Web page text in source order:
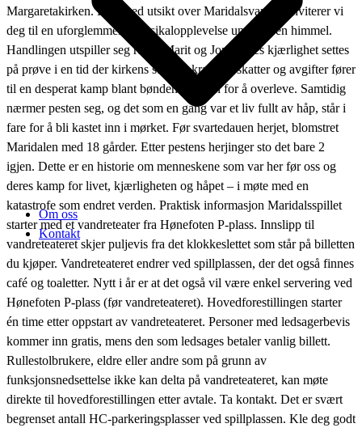
Om oss
Kontakt
Margaretakirken. Her, med utsikt over Maridalsvannet, inviterer vi
deg til en uforglemmelig musikalopplevelse under åpen himmel.
Handlingen utspiller seg rundt Marit og Jon. Deres kjærlighet settes
på prøve i en tid der kirkens strenge krav om skatter og avgifter fører
til en desperat kamp blant bøndene i dalen for å overleve. Samtidig
nærmer pesten seg, og det som en gang var et liv fullt av håp, står i
fare for å bli kastet inn i mørket. Før svartedauen herjet, blomstret
Maridalen med 18 gårder. Etter pestens herjinger sto det bare 2
igjen. Dette er en historie om menneskene som var her før oss og
deres kamp for livet, kjærligheten og håpet – i møte med en
katastrofe som endret verden. Praktisk informasjon Maridalsspillet
starter med et vandreteater fra Hønefoten P-plass. Innslipp til
vandreteateret skjer puljevis fra det klokkeslettet som står på billetten
du kjøper. Vandreteateret endrer ved spillplassen, der det også finnes
café og toaletter. Nytt i år er at det også vil være enkel servering ved
Hønefoten P-plass (før vandreteateret). Hovedforestillingen starter
én time etter oppstart av vandreteateret. Personer med ledsagerbevis
kommer inn gratis, mens den som ledsages betaler vanlig billett.
Rullestolbrukere, eldre eller andre som på grunn av
funksjonsnedsettelse ikke kan delta på vandreteateret, kan møte
direkte til hovedforestillingen etter avtale. Ta kontakt. Det er svært
begrenset antall HC-parkeringsplasser ved spillplassen. Kle deg godt